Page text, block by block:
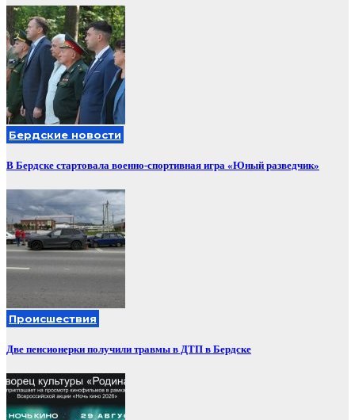
Бердские новости
В Бердске стартовала военно-спортивная игра «Юный разведчик»
Происшествия
Две пенсионерки получили травмы в ДТП в Бердске